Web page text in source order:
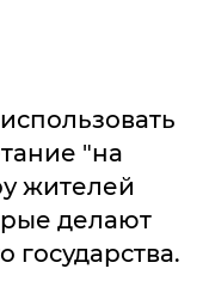
использовать
"на
жителей
делают
государства.